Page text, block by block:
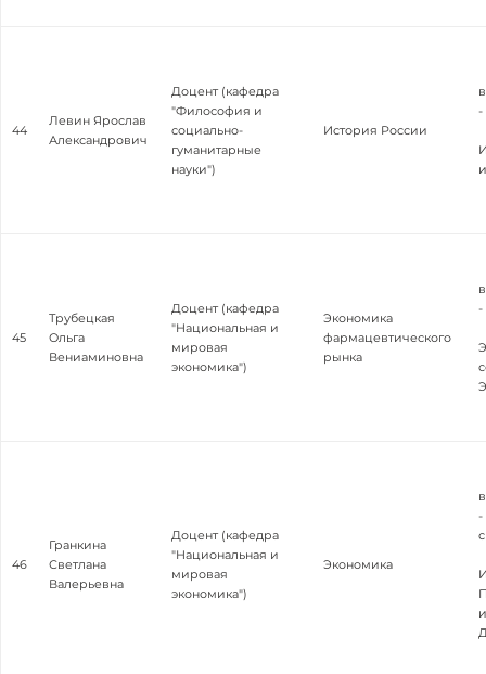
44
Левин Ярослав
Александрович
Доцент (кафедра
"Философия и
социально-
гуманитарные
науки")
История России
-
45
Трубецкая
Ольга
Вениаминовна
Доцент (кафедра
"Национальная и
мировая
экономика")
Экономика
фармацевтического
рынка
-
46
Гранкина
Светлана
Валерьевна
Доцент (кафедра
"Национальная и
мировая
экономика")
Экономика
-